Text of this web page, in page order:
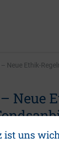
Neue Ethik-
Neue
ist uns